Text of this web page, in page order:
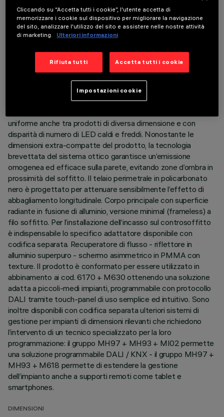
ULTIMO AGGIORNAMENTO: 06/08/2026
DESCRIZIONE
con diversa temperatura colore permette di ottenere una
modulazione dinamica della luce. La variazione avviene
miscelando l'emissione di 5 LED 2700K e 5 LED 5700K. La
uniforme anche tra prodotti di diversa dimensione e con
disparità di numero di LED caldi e freddi. Nonostante le
dimensioni extra-compatte del prodotto, la tecnologia
brevettata del sistema ottico garantisce un’emissione
omogenea ed efficace sulla parete, evitando zone d’ombra in
prossimità del soffitto. Il telaio perimetrale in policarbonato
nero è progettato per attenuare sensibilmente l’effetto di
abbagliamento longitudinale. Corpo principale con superficie
radiante in fusione di alluminio, versione minimal (frameless) a
filo soffitto. Per l’installazione dell’incasso sul controsoffitto
è indispensabile lo specifico adattatore disponibile con
codifica separata. Recuperatore di flusso - riflettore in
alluminio superpuro - schermo asimmetrico in PMMA con
texture. Il prodotto è conformato per essere utilizzato in
abbinamento ai cod. 6170 + M630 ottenendo una soluzione
adatta a piccoli-medi impianti, programmabile con protocollo
DALI tramite touch-panel di uso semplice ed intuitivo. Sono
inoltre disponibili con codifica separata ulteriori sistemi di
gestione per impianti di dimensioni rilevanti che richiedono
l’intervento di un tecnico specializzato per la loro
programmazione: il gruppo MH97 + MH93 + MI02 permette
una soluzione programmabile DALI / KNX - il gruppo MH97 +
MH93 + M618 permette di estendere la gestione
dell’impianto anche a supporti remoti come tablet e
smartphones.
DIMENSIONI
Cliccando su “Accetta tutti i cookie”, l'utente accetta di
memorizzare i cookie sul dispositivo per migliorare la navigazione
del sito, analizzare l'utilizzo del sito e assistere nelle nostre attività
di marketing.
Ulteriori informazioni
Rifiuta tutti Accetta tutti i cookie
Impostazioni cookie